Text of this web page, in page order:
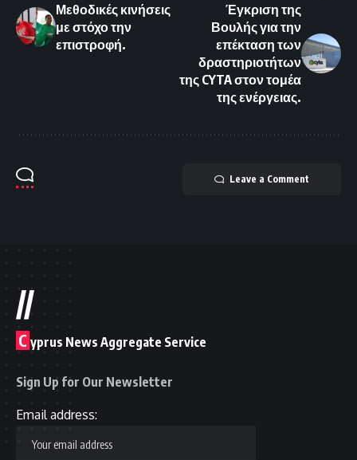
Μεθοδικές κινήσεις
με στόχο την
επιστροφή.
Έγκριση της
Βουλής για την
επέκταση των
δραστηριοτήτων
της CYTA στον τομέα
της ενέργειας.
Leave a Comment
//
C yprus News Aggregate Service
Sign Up for Our Newsletter
Email address: